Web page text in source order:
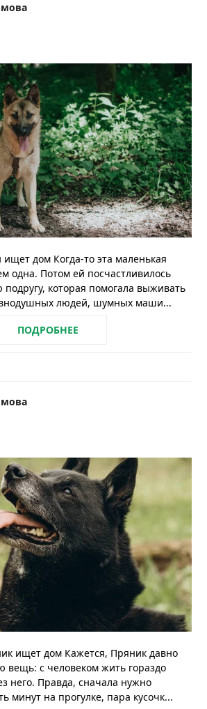
дом Когда-то эта маленькая
одна. Потом ей посчастливилось
подругу, которая помогала выживать
людей, шумных маши...
ПОДРОБНЕЕ
ищет дом Кажется, Пряник давно
вещь: с человеком жить гораздо
него. Правда, сначала нужно
минут на прогулке, пара кусочк...